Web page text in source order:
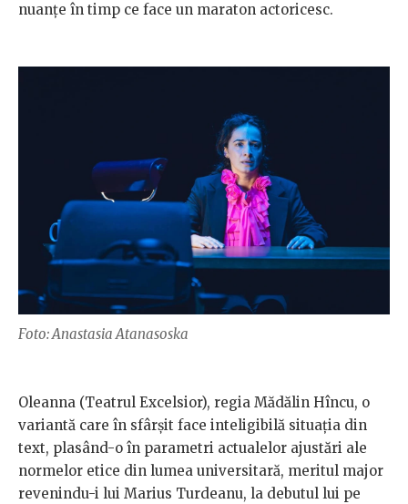
nuanțe în timp ce face un maraton actoricesc.
Foto: Anastasia Atanasoska
Oleanna (Teatrul Excelsior), regia Mădălin Hîncu, o
variantă care în sfârșit face inteligibilă situația din
text, plasând-o în parametri actualelor ajustări ale
normelor etice din lumea universitară, meritul major
revenindu-i lui Marius Turdeanu, la debutul lui pe